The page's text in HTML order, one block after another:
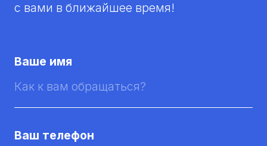
с вами в ближайшее время!
Ваше имя
Ваш телефон